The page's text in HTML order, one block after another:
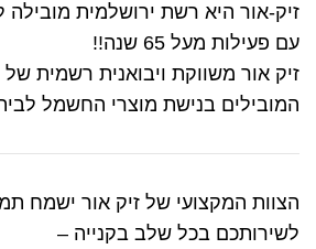
זיק-אור היא רשת ירושלמית
עם פעילות מעל 65 שנה!!
זיק אור משווקת ויבואנית רשמית של
המובילים בנישת מוצרי החשמל לבית,
הצוות המקצועי של זיק אור ישמח
לשירותכם בכל שלב בקנייה –